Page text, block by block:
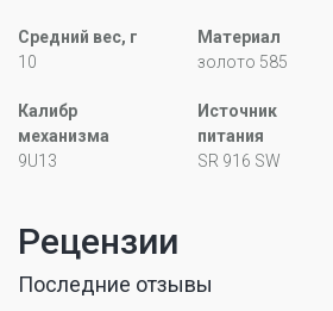
Средний вес, г
10
Материал
золото 585
Калибр
механизма
9U13
Источник
питания
SR 916 SW
Рецензии
Последние отзывы